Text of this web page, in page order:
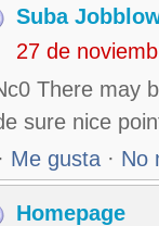
Suba
27 de
There may
sure nice
· Me gusta · No
Homepage